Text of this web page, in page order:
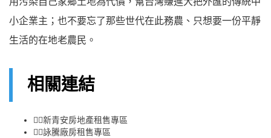
小企業主；也不要忘了那些世代在此務農、只想要一份平靜
生活的在地老農民。
相關連結
👉🏻新青安房地產租售專區
👉🏻詠騰廠房租售專區